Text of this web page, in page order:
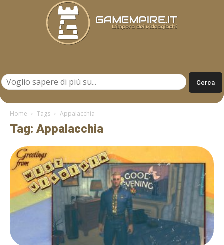
Home Tags Appalacchia
Tag: Appalacchia